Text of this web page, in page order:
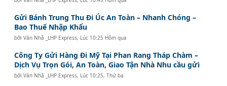
Gửi Bánh Trung Thu Đi Úc An Toàn – Nhanh Chóng –
Bao Thuế Nhập Khẩu
bởiVăn Nhã _LHP Express, Lúc 10:25 Hôm qua
Công Ty Gửi Hàng Đi Mỹ Tại Phan Rang Tháp Chàm –
Dịch Vụ Trọn Gói, An Toàn, Giao Tận Nhà Nhu cầu gửi
bởiVăn Nhã _LHP Express, Lúc 10:25, Thứ ba